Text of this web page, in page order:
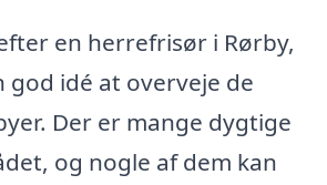
en herrefrisør i Rørby,
god idé at overveje de
Der er mange dygtige
og nogle af dem kan